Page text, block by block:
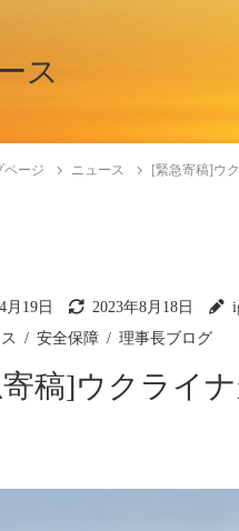
ス
ページ ニュース [緊急寄稿]ウ
月19日 2023年8月18日
安全保障 理事長ブログ
稿]ウクライ